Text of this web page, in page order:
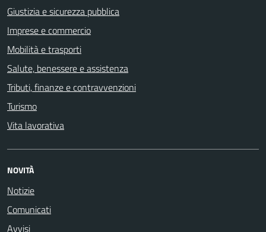
Giustizia e sicurezza pubblica
Imprese e commercio
Mobilità e trasporti
Salute, benessere e assistenza
Tributi, finanze e contravvenzioni
Turismo
Vita lavorativa
NOVITÀ
Notizie
Comunicati
Avvisi